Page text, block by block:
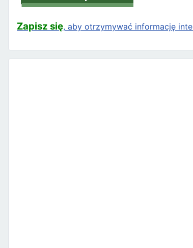
Zapisz się, aby otrzymywać informację